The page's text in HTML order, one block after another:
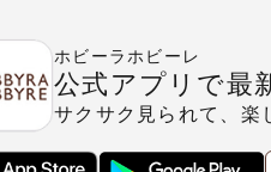
ホビーラホビーレ
公式アプリで最
サクサク見られて、楽